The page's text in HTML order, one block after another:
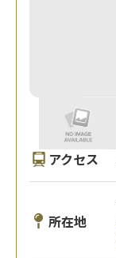
アクセス
所在地